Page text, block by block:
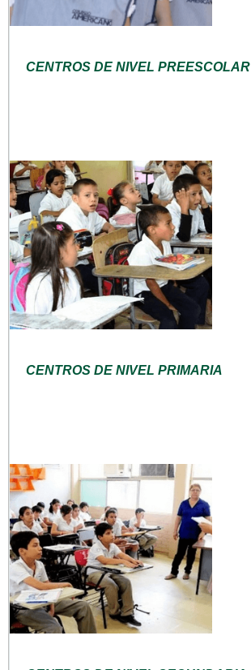
CENTROS DE NIVEL PREESCOLAR
CENTROS DE NIVEL PRIMARIA